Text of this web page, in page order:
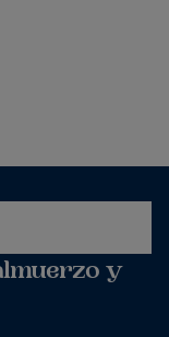
y